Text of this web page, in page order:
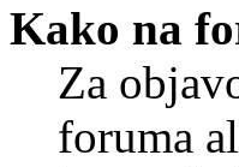
Kako na
Za
foruma